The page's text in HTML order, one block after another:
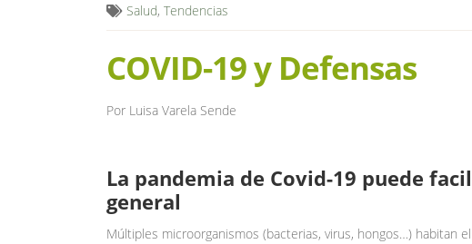
Salud, Tendencias
COVID-19 y Defensas
Por Luisa Varela Sende
La pandemia de Covid-19 puede
general
Múltiples microorganismos (bacterias, virus, hongos…) habitan